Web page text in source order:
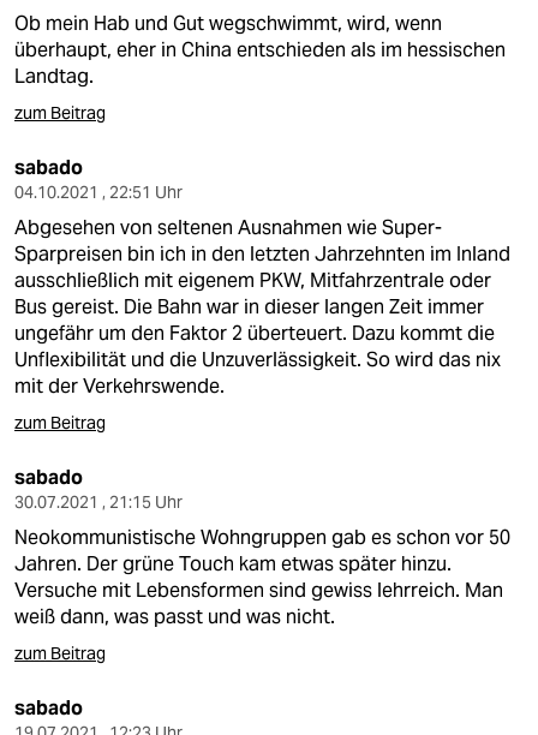
Ob mein Hab und Gut wegschwimmt, wird, wenn
überhaupt, eher in China entschieden als im hessischen
Landtag.
zum Beitrag
sabado
04.10.2021 , 22:51 Uhr
Abgesehen von seltenen Ausnahmen wie Super-
Sparpreisen bin ich in den letzten Jahrzehnten im Inland
ausschließlich mit eigenem PKW, Mitfahrzentrale oder
Bus gereist. Die Bahn war in dieser langen Zeit immer
ungefähr um den Faktor 2 überteuert. Dazu kommt die
Unflexibilität und die Unzuverlässigkeit. So wird das nix
mit der Verkehrswende.
zum Beitrag
sabado
30.07.2021 , 21:15 Uhr
Neokommunistische Wohngruppen gab es schon vor 50
Jahren. Der grüne Touch kam etwas später hinzu.
Versuche mit Lebensformen sind gewiss lehrreich. Man
weiß dann, was passt und was nicht.
zum Beitrag
sabado